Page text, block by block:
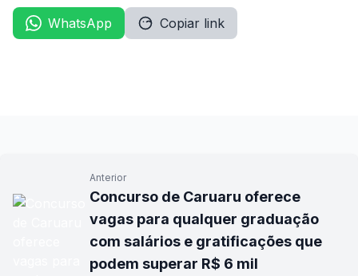
WhatsApp Copiar link
Anterior
Concurso de Caruaru oferece
vagas para qualquer graduação
com salários e gratificações que
podem superar R$ 6 mil